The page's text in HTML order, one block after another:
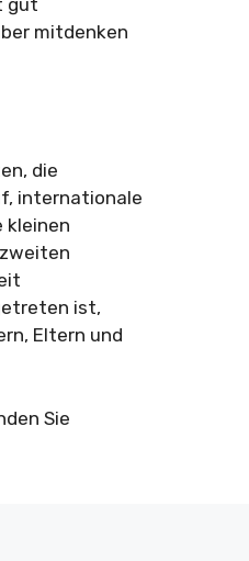
gut
mitdenken
die
internationale
kleinen
ist,
Eltern und
Sie